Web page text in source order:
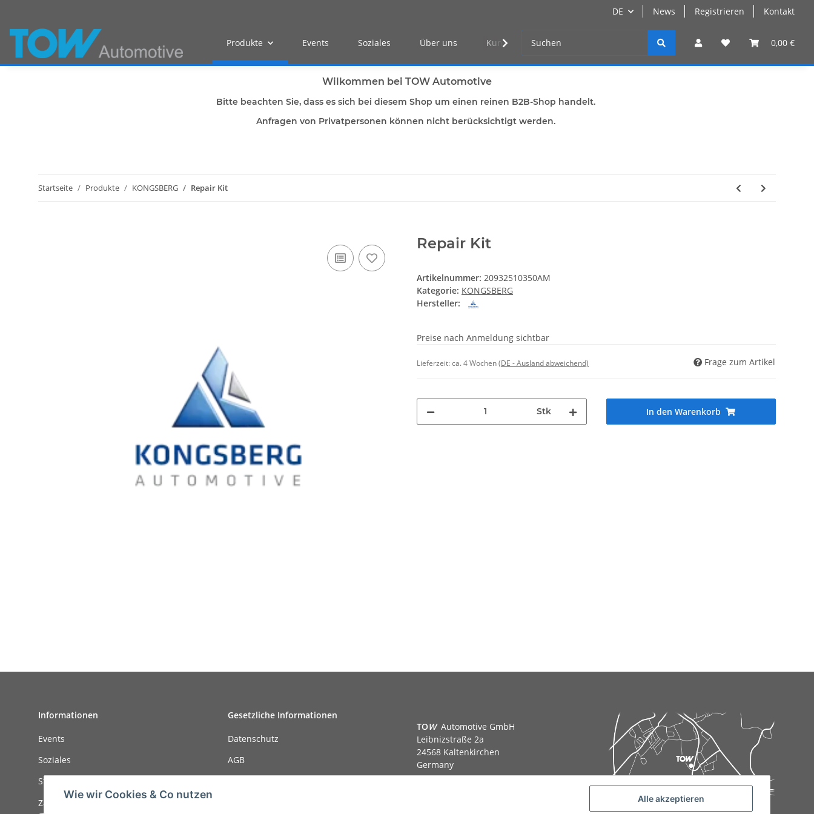
DE News Registrieren Kontakt
0,00 €
Produkte Events Soziales Über uns Kunden Log-in
Wilkommen bei TOW Automotive
Bitte beachten Sie, dass es sich bei diesem Shop um einen reinen B2B-Shop handelt.
Anfragen von Privatpersonen können nicht berücksichtigt werden.
Startseite Produkte KONGSBERG Repair Kit
Repair Kit
Artikelnummer: 20932510350AM
Kategorie: KONGSBERG
Hersteller:
Preise nach Anmeldung sichtbar
Lieferzeit:ca. 4 Wochen(DE - Ausland abweichend) Frage zum Artikel
Stk In den Warenkorb
Informationen
Events
Soziales
Stellenanzeigen
Zahlungsmöglichkeiten
Gesetzliche Informationen
Datenschutz
AGB
TOW Automotive GmbH
Leibnizstraße 2a
24568 Kaltenkirchen
Germany
Wie wir Cookies & Co nutzen Alle akzeptieren